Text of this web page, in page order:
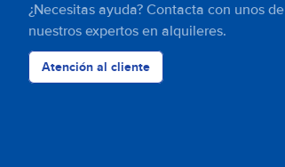
¿Necesitas ayuda? Contacta con unos de
nuestros expertos en alquileres.
Atención al cliente